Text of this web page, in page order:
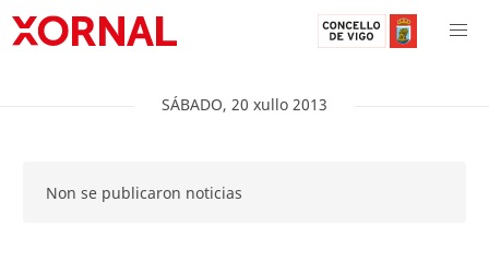
SÁBADO, 20 xullo 2013
Non se publicaron noticias